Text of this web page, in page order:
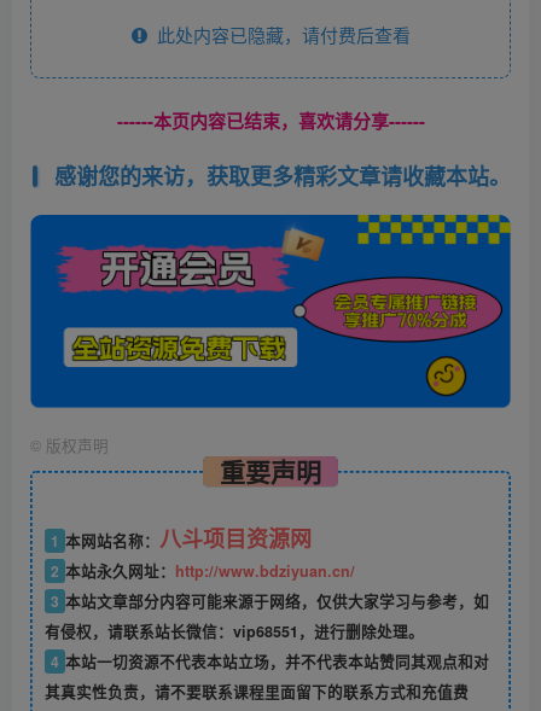
此处内容已隐藏，请付费后查看
------本页内容已结束，喜欢请分享------
感谢您的来访，获取更多精彩文章请收藏本站。
© 版权声明
重要声明
1 本网站名称： 八斗项目资源网
2 本站永久网址： http://www.bdziyuan.cn/
3 本站文章部分内容可能来源于网络，仅供大家学习与参考，如
有侵权，请联系站长微信：vip68551，进行删除处理。
4 本站一切资源不代表本站立场，并不代表本站赞同其观点和对
其真实性负责，请不要联系课程里面留下的联系方式和充值费